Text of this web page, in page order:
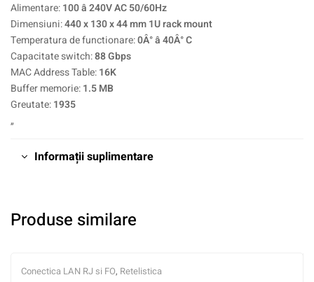
Alimentare:100 â 240V AC 50/60Hz
Dimensiuni:440 x 130 x 44 mm 1U rack mount
Temperatura de functionare:0Â° â 40Â° C
Capacitate switch:88 Gbps
MAC Address Table:16K
Buffer memorie:1.5 MB
Greutate:1935
„
Informații suplimentare
Produse similare
Conectica LAN RJ si FO, Retelistica